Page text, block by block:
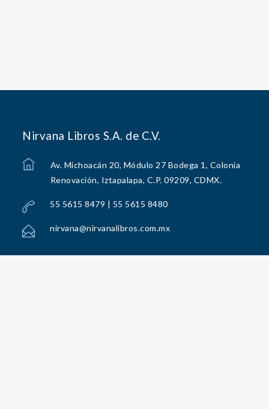
Nirvana Libros S.A. de C.V.
Av. Michoacán 20, Módulo 27 Bodega 1, Colonia
Renovación, Iztapalapa, C.P. 09209, CDMX.
55 5615 8479 | 55 5615 8480
nirvana@nirvanalibros.com.mx